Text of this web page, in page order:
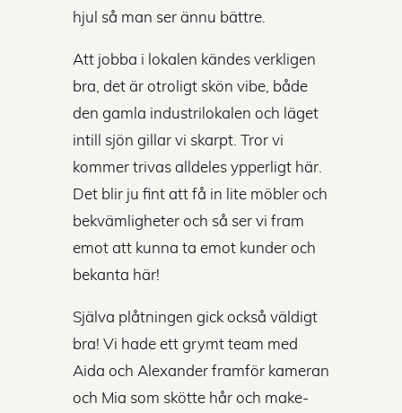
hjul så man ser ännu bättre.
Att jobba i lokalen kändes verkligen
bra, det är otroligt skön vibe, både
den gamla industrilokalen och läget
intill sjön gillar vi skarpt. Tror vi
kommer trivas alldeles ypperligt här.
Det blir ju fint att få in lite möbler och
bekvämligheter och så ser vi fram
emot att kunna ta emot kunder och
bekanta här!
Själva plåtningen gick också väldigt
bra! Vi hade ett grymt team med
Aida och Alexander framför kameran
och Mia som skötte hår och make-